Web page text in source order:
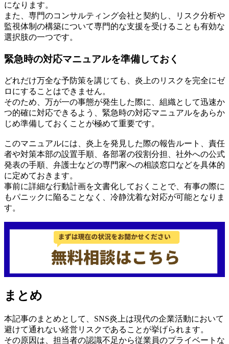
になります。
また、専門のコンサルティング会社と契約し、リスク分析や
監視体制の構築について専門的な支援を受けることも有効な
選択肢の一つです。
緊急時の対応マニュアルを準備しておく
どれだけ万全な予防策を講じても、炎上のリスクを完全にゼ
ロにすることはできません。
そのため、万が一の事態が発生した際に、組織として迅速か
つ的確に対応できるよう、緊急時の対応マニュアルをあらか
じめ準備しておくことが極めて重要です。
このマニュアルには、炎上を発見した際の報告ルート、責任
者や対策本部の設置手順、各部署の役割分担、社外への公式
発表の手順、弁護士などの専門家への相談窓口などを具体的
に定めておきます。
事前に詳細な行動計画を文書化しておくことで、有事の際に
もパニックに陥ることなく、冷静沈着な対応が可能となりま
す。
まとめ
本記事のまとめとして、SNS炎上は現代の企業活動において
避けて通れない経営リスクであることが挙げられます。
その原因は、担当者の認識不足から従業員のプライベートな